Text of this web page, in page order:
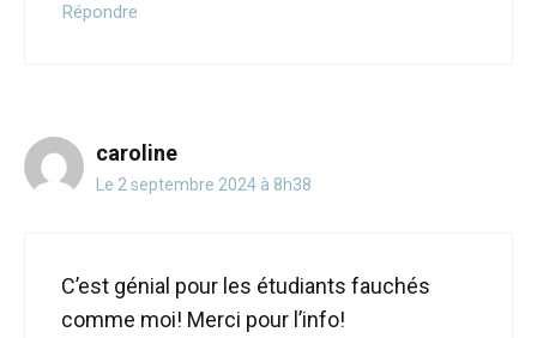
Répondre
caroline
Le 2 septembre 2024 à 8h38
C’est génial pour les étudiants fauchés
comme moi! Merci pour l’info!